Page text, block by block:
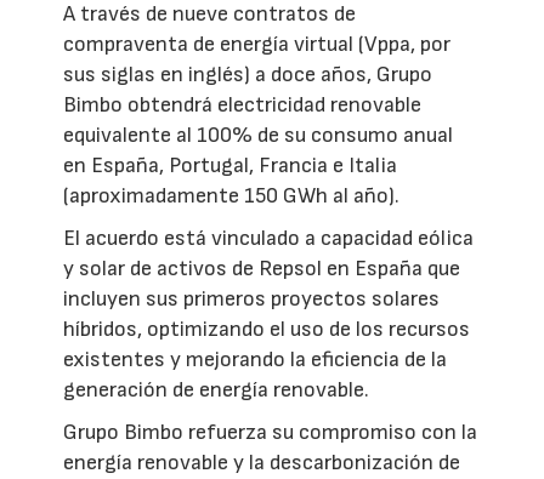
A través de nueve contratos de
compraventa de energía virtual (Vppa, por
sus siglas en inglés) a doce años, Grupo
Bimbo obtendrá electricidad renovable
equivalente al 100% de su consumo anual
en España, Portugal, Francia e Italia
(aproximadamente 150 GWh al año).
El acuerdo está vinculado a capacidad eólica
y solar de activos de Repsol en España que
incluyen sus primeros proyectos solares
híbridos, optimizando el uso de los recursos
existentes y mejorando la eficiencia de la
generación de energía renovable.
Grupo Bimbo refuerza su compromiso con la
energía renovable y la descarbonización de